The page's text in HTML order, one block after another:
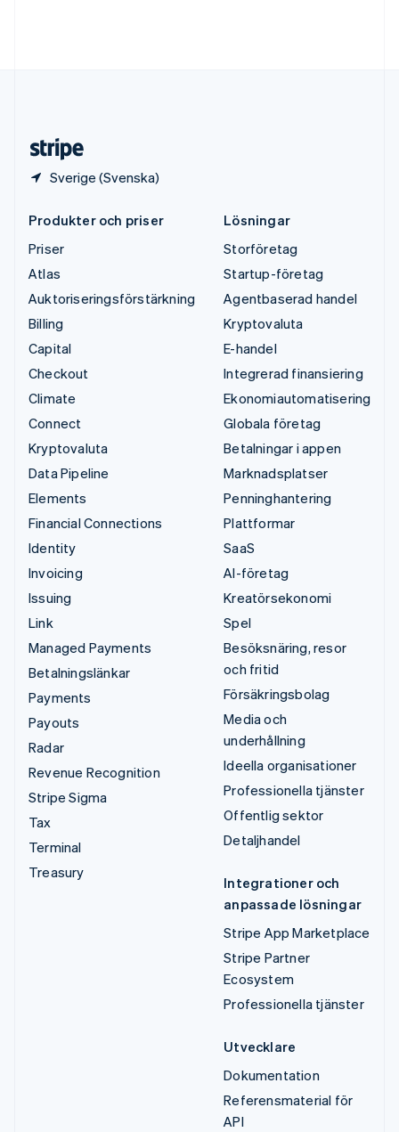
Sverige (Svenska)
Produkter och priser
Priser
Atlas
Auktoriseringsförstärkning
Billing
Capital
Checkout
Climate
Connect
Kryptovaluta
Data Pipeline
Elements
Financial Connections
Identity
Invoicing
Issuing
Link
Managed Payments
Betalningslänkar
Payments
Payouts
Radar
Revenue Recognition
Stripe Sigma
Tax
Terminal
Treasury
Lösningar
Storföretag
Startup-företag
Agentbaserad handel
Kryptovaluta
E-handel
Integrerad finansiering
Ekonomiautomatisering
Globala företag
Betalningar i appen
Marknadsplatser
Penninghantering
Plattformar
SaaS
AI-företag
Kreatörsekonomi
Spel
Besöksnäring, resor
och fritid
Försäkringsbolag
Media och
underhållning
Ideella organisationer
Professionella tjänster
Offentlig sektor
Detaljhandel
Integrationer och
anpassade lösningar
Stripe App Marketplace
Stripe Partner
Ecosystem
Professionella tjänster
Utvecklare
Dokumentation
Referensmaterial för
API